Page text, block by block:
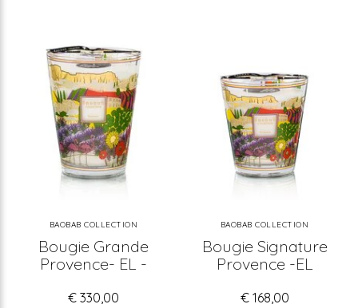
BAOBAB COLLECTION
Bougie Grande
Provence- EL -
€ 330,00
BAOBAB COLLECTION
Bougie Signature
Provence -EL
€ 168,00